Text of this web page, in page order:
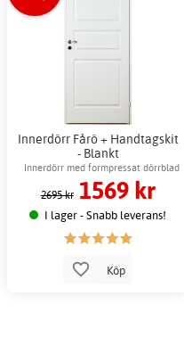
Innerdörr Fårö + Handtagskit
- Blankt
Innerdörr med formpressat dörrblad
2695 kr 1569 kr
I lager - Snabb leverans!
Köp